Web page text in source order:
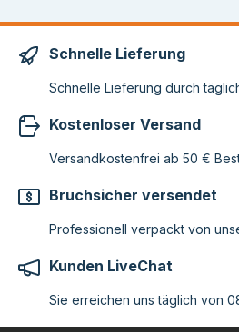
Schnelle Lieferung
Schnelle Lieferung durch
Kostenloser Versand
Versandkostenfrei ab 50 €
Bruchsicher versendet
Professionell verpackt von
Kunden LiveChat
Sie erreichen uns täglich von